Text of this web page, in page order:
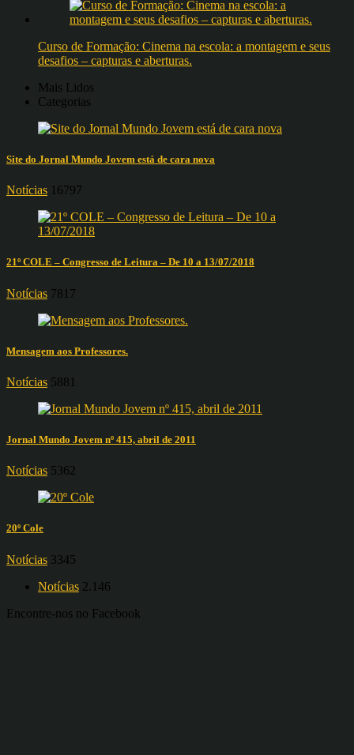
Curso de Formação: Cinema na escola: a montagem e seus
desafios – capturas e aberturas.
Mais Lidos
Categorias
Site do Jornal Mundo Jovem está de cara nova
Notícias 16797
21º COLE – Congresso de Leitura – De 10 a 13/07/2018
Notícias 7817
Mensagem aos Professores.
Notícias 5881
Jornal Mundo Jovem nº 415, abril de 2011
Notícias 5362
20º Cole
Notícias 3345
Notícias 2.146
Encontre-nos no Facebook